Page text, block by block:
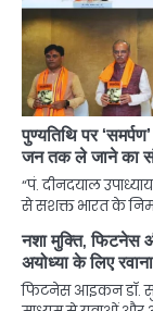
पुण्यतिथि पर
जन तक ले जाने का
“पं. दीनदयाल
से सशक्त भारत के
नशा मुक्ति, फिटनेस
अयोध्या के लिए
फिटनेस आइकन डॉ.